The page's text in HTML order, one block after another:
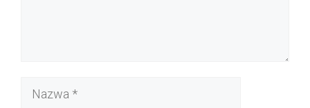
Nazwa